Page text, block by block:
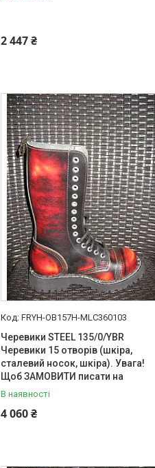
2 447 ₴
FRYH-OB157H-MLC360103
Черевики STEEL 135/0/YBR
Черевики 15 отворів (шкіра,
сталевий носок, шкіра). Увага!
Щоб ЗАМОВИТИ писати на
В наявності
4 060 ₴